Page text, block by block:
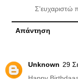
Σ'ευχαριστώ
Απάντηση
Unknown 29